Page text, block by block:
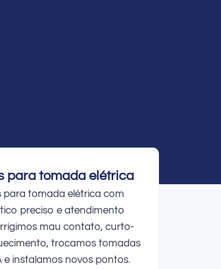
para tomada elétrica
para tomada elétrica com
preciso e atendimento
mau contato, curto-
trocamos tomadas
e instalamos novos pontos.